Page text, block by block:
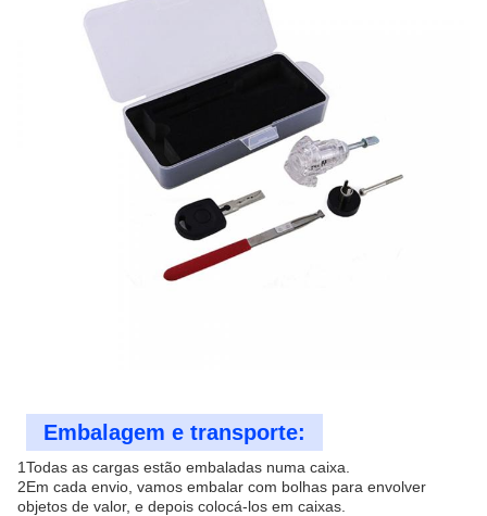
Embalagem e transporte:
1Todas as cargas estão embaladas numa caixa.
2Em cada envio, vamos embalar com bolhas para envolver
objetos de valor, e depois colocá-los em caixas.